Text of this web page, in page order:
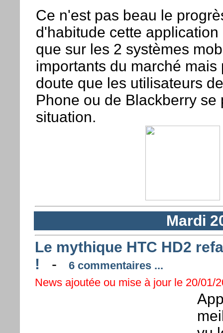
Ce n'est pas beau le
d'habitude cette
que sur les 2 systèmes
importants du marché mais
doute que les utilisateurs
Phone ou de Blackberry se
situation.
Mardi
Le mythique HTC HD2
! -
6 commentaires ...
News ajoutée ou mise à jour le 20/01/